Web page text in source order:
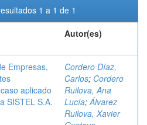
1 a 1 de 1
Autor(es)
Empresas,
aplicado
SISTEL S.A.
Cordero Díaz,
Carlos; Cordero
Ruilova, Ana
Lucía;Álvarez
Ruilova, Xavier